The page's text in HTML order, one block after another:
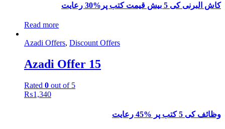
کاش البرنی کی 5 بیش قیمت کتب پر%30 رعایت
Read more
Azadi Offers, Discount Offers
Azadi Offer 15
Rated 0 out of 5
₨1,340
وظائف کی 5 کتب پر %45 رعایت